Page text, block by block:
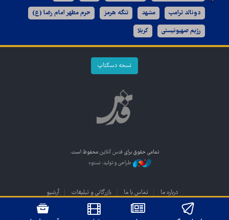
دونالد ترامپ مشهد تنگه هرمز حرم مطهر امام رضا (ع)
رژیم صهیونیستی کربلا
نسخه دسکتاپ
تمامی حقوق برای قدس آنلاین محفوظ است.
طراحی و تولید: نستوه
درباره ما تماس با ما بازرگانی و تبلیغات آرشیو